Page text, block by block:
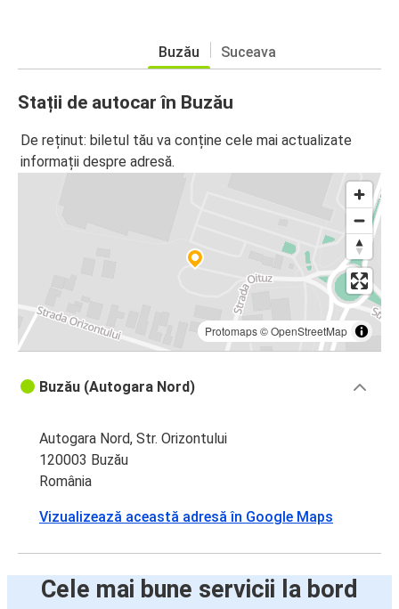
Buzău Suceava
Stații de autocar în Buzău
De reținut: biletul tău va conține cele mai actualizate
informații despre adresă.
Protomaps©OpenStreetMap
Buzău (Autogara Nord)
Autogara Nord, Str. Orizontului
120003 Buzău
România
Vizualizează această adresă în Google Maps
Cele mai bune servicii la bord